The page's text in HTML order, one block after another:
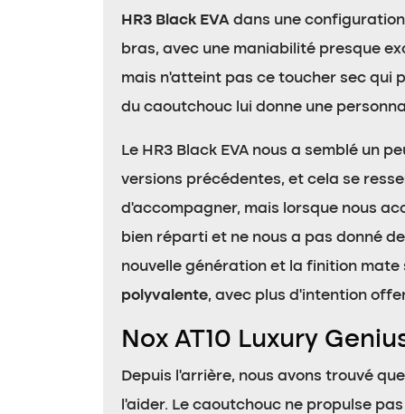
HR3 Black EVA dans une
bras, avec une maniabilité presque
mais n’atteint pas ce toucher sec qui
du caoutchouc lui donne une
Le HR3 Black EVA nous a semblé un
versions précédentes, et cela se
d’accompagner, mais lorsque nous
bien réparti et ne nous a pas donné
nouvelle génération et la finition mate
polyvalente, avec plus d’intention
Nox AT10 Luxury
Depuis l’arrière, nous avons trouvé
l’aider. Le caoutchouc ne propulse